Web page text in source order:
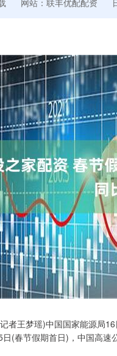
网站：联丰优配配资
王梦瑶)中国国家能源局16
(春节假期首日)，中国高速